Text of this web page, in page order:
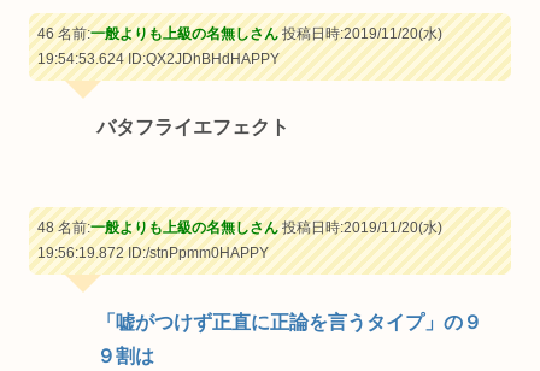
46 名前:一般よりも上級の名無しさん投稿日時:2019/11/20(水)
19:54:53.624ID:QX2JDhBHdHAPPY
バタフライエフェクト
48 名前:一般よりも上級の名無しさん投稿日時:2019/11/20(水)
19:56:19.872ID:/stnPpmm0HAPPY
「嘘がつけず正直に正論を言うタイプ」の９
９割は